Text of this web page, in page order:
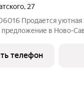
, 27
Продается уютная
предложение в Ново-
в кирпичном
Общая
телефон